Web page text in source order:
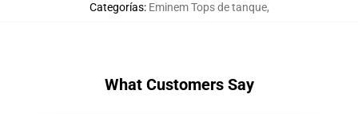
Categorías: Eminem Tops de tanque,
What Customers Say